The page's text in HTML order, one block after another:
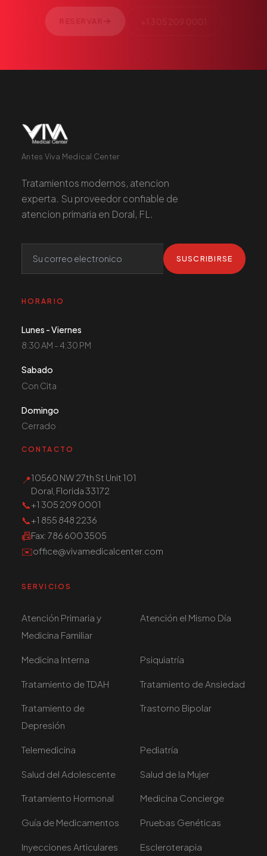
Antes Viva Medical Center
Tratamientos modernos, atencion
experta. Su proveedor confiable de
atencion primaria en Doral, FL.
SUSCRIBIRSE
HORARIO
Lunes - Viernes
8:30 AM - 4:30 PM
Sabado
Con Cita
Domingo
Cerrado
CONTACTO
📍10560 NW 27th St Unit 101
Doral, Florida 33172
📞+1 305 209 0001
📞+1 855 848 2236
📠Fax: 786 600 3505
✉️office@vivamedicalcenter.com
SERVICIOS
Atención Primaria y
Medicina Familiar
Atención el Mismo Día
Medicina Interna Psiquiatría
Tratamiento de TDAH Tratamiento de Ansiedad
Tratamiento de
Depresión
Trastorno Bipolar
Telemedicina Pediatría
Salud del Adolescente Salud de la Mujer
Tratamiento Hormonal Medicina Concierge
Guía de Medicamentos Pruebas Genéticas
Inyecciones Articulares Escleroterapia